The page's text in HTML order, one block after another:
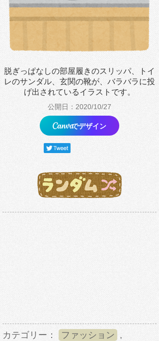
脱ぎっぱなしの部屋履きのスリッパ、トイ
レのサンダル、玄関の靴が、バラバラに投
げ出されているイラストです。
公開日：2020/10/27
でデザイン
カテゴリー： ファッション ,